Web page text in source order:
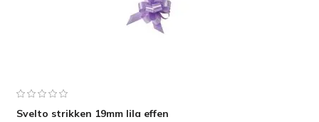
Svelto strikken 19mm lila effen